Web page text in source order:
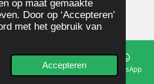
op maat gemaakte
Door op ‘Accepteren’
met het gebruik van
Accepteren
Kaart Facebook WhatsApp